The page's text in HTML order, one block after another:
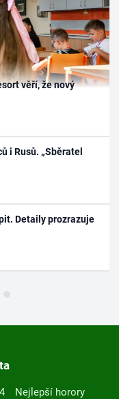
věří, že nový
i Rusů. „Sběratel
Detaily prozrazuje
Nejlepší horory